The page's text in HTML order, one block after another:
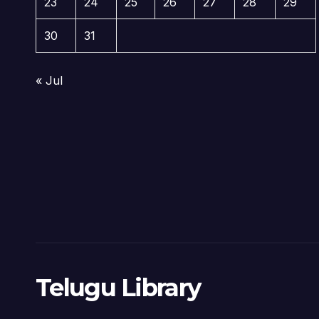
30 31
« Jul
Telugu Library